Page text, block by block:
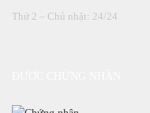
Thứ 2 – Chủ nhật: 24/24